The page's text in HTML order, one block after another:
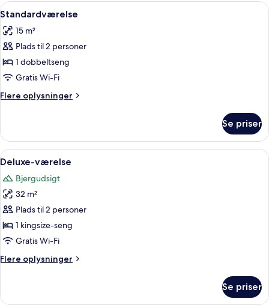
Indlæs
alle
billeder
af
Standardværelse
Et hotelværelse med seng,
8
Standardværelse
15 m²
Plads til 2 personer
1 dobbeltseng
Gratis Wi-Fi
Flere oplysninger
Flere
Se priser
Indlæs
alle
billeder
af
Deluxe-
værelse
En pænt redt seng med hvide hør og
6
Deluxe-værelse
Bjergudsigt
32 m²
Plads til 2 personer
1 kingsize-seng
Gratis Wi-Fi
Flere oplysninger
Flere
værelse
Se priser